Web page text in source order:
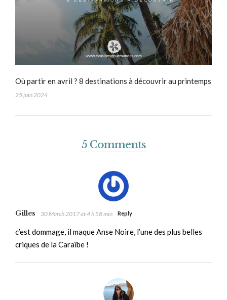
Où partir en avril ? 8 destinations à découvrir au printemps
25 juin 2024
5 Comments
Gilles 30 March 2017 at 4 h 58 min Reply
c’est dommage, il maque Anse Noire, l’une des plus belles
criques de la Caraïbe !